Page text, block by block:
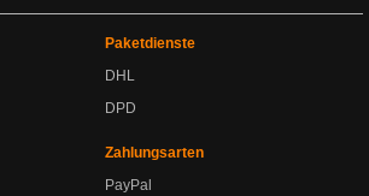
Paketdienste
DHL
DPD
Zahlungsarten
PayPal